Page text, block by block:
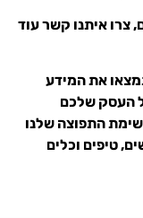
צרו איתנו קשר עוד
את המידע
העסק שלכם
התפוצה שלנו
טיפים וכלים